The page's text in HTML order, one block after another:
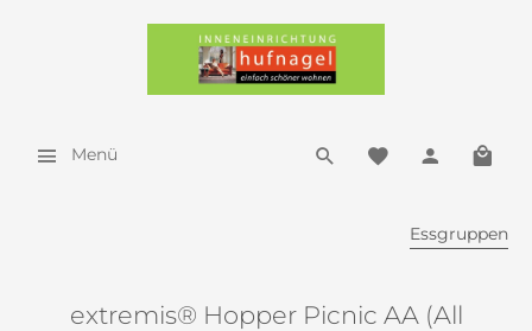
Menü
Essgruppen
extremis® Hopper Picnic AA (All